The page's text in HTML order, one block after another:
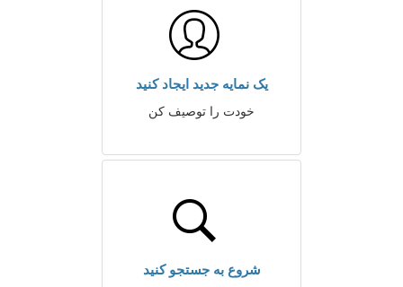
یک نمایه جدید ایجاد کنید
خودت را توصیف کن
شروع به جستجو کنید